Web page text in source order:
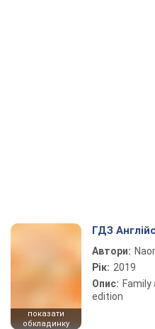
показати
обкладинку
ГДЗ
Автори:
Рік: 2019
Опис: Family
edition